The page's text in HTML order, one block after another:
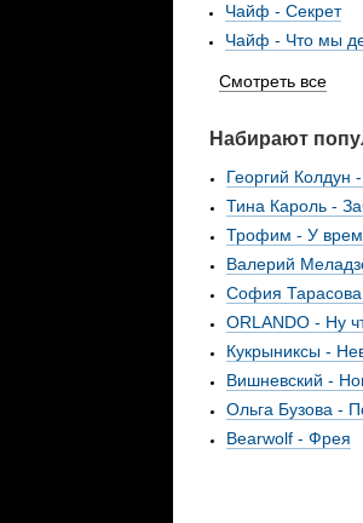
Чайф - Секрет
Чайф - Что мы
Смотреть все
Набирают
Георгий Колдун
Тина Кароль -
Трофим - У
Валерий
София Тарасова
ORLANDO - Ну
Кукрыниксы -
Вишневский -
Ольга Бузова -
Bearwolf - Фрея